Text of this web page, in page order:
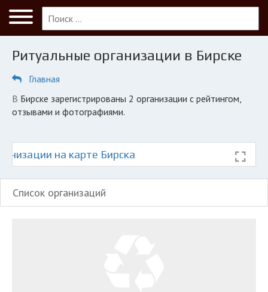
Меню
Главная
Бирск
ПОЛЬЗОВАТЕЛЯМ
Кладбища
Личный кабинет
Ритуальные организации в Бирске
Главная
в Бирске зарегистрированы 2 организации с рейтингом,
отзывами и фотографиями.
на карте Бирска
Список организаций